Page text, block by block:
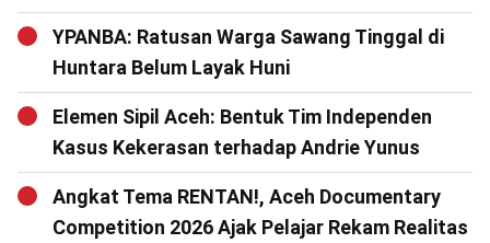
YPANBA: Ratusan Warga Sawang Tinggal di
Huntara Belum Layak Huni
Elemen Sipil Aceh: Bentuk Tim Independen
Kasus Kekerasan terhadap Andrie Yunus
Angkat Tema RENTAN!, Aceh Documentary
Competition 2026 Ajak Pelajar Rekam Realitas